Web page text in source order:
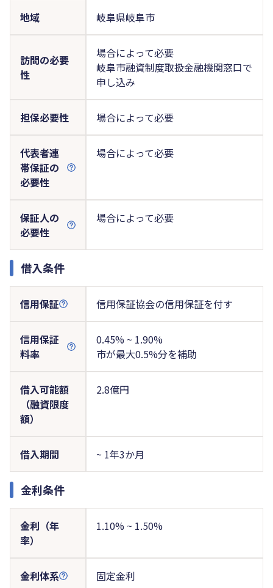
地域 岐阜県岐阜市
訪問の必要
性
場合によって必要
岐阜市融資制度取扱金融機関窓口で
申し込み
担保必要性 場合によって必要
代表者連
帯保証の
必要性
場合によって必要
保証人の
必要性
場合によって必要
借入条件
信用保証 信用保証協会の信用保証を付す
信用保証
料率
0.45% ~ 1.90%
市が最大0.5%分を補助
借入可能額
（融資限度
額）
2.8億円
借入期間 ~ 1年3か月
金利条件
金利（年
率）
1.10% ~ 1.50%
金利体系 固定金利